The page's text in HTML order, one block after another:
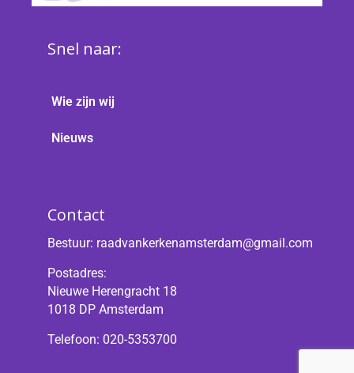
Snel naar:
Wie zijn wij
Nieuws
Contact
Bestuur: raadvankerkenamsterdam@gmail.com
Postadres:
Nieuwe Herengracht 18
1018 DP Amsterdam
Telefoon: 020-5353700